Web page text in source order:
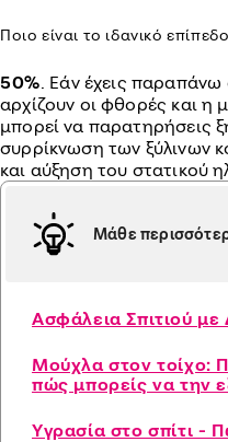
Ποιο είναι το ιδανικό
50%. Εάν έχεις παραπάνω
αρχίζουν οι φθορές και η
μπορεί να παρατηρήσεις
συρρίκνωση των ξύλινων
και αύξηση του στατικού
Μάθε
Ασφάλεια Σπιτιού με
Μούχλα στον τοίχο:
πώς μπορείς να την
Υγρασία στο σπίτι -